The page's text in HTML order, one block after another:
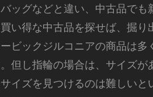
ッグなどと違い、中古品でも
い得な中古品を探せば、掘り
ビックジルコニアの商品は多
但し指輪の場合は、サイズが
イズを見つけるのは難しいと